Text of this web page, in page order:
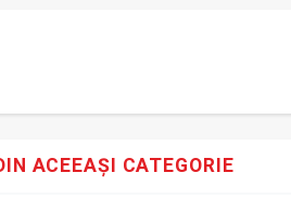
ACEEAȘI CATEGORIE